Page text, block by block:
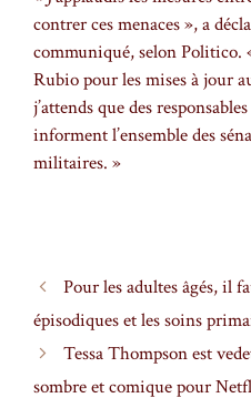
contrer ces menaces », a
communiqué, selon Politico.
Rubio pour les mises à jour
j’attends que des
informent l’ensemble des
militaires. »
Pour les adultes âgés, il
épisodiques et les soins
Tessa Thompson est
sombre et comique pour